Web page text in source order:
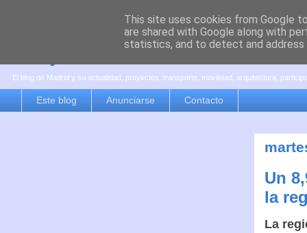
es por madrid
El blog de Madrid y su actualidad, proyectos, transporte, movilidad, arquitectura,
Este blog Anunciarse Contacto
Un
la
La
This site uses cookies from Google
are shared with Google along with
statistics, and to detect and address